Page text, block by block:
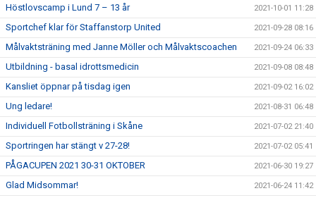
Höstlovscamp i Lund 7 – 13 år 2021-10-01 11:28
Sportchef klar för Staffanstorp United 2021-09-28 08:16
Målvaktsträning med Janne Möller och Målvaktscoachen 2021-09-24 06:33
Utbildning - basal idrottsmedicin 2021-09-08 08:48
Kansliet öppnar på tisdag igen 2021-09-02 16:02
Ung ledare! 2021-08-31 06:48
Individuell Fotbollsträning i Skåne 2021-07-02 21:40
Sportringen har stängt v 27-28! 2021-07-02 05:41
PÅGACUPEN 2021 30-31 OKTOBER 2021-06-30 19:27
Glad Midsommar! 2021-06-24 11:42